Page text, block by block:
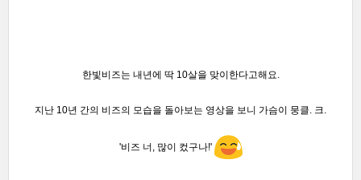
한빛비즈는 내년에 딱 10살을 맞이한다고해요.
지난 10년 간의 비즈의 모습을 돌아보는 영상을 보니 가슴이 뭉클. 크.
'비즈 너, 많이 컸구나!'